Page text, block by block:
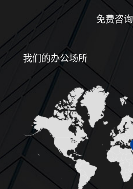
免费咨询
我们的办公场所